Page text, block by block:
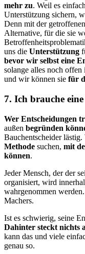
mehr zu. Weil es
Unterstützung sichern,
Denn mit der
Alternative, für die sie
uns die Unterstützung
bevor wir selbst eine
solange alles noch
und wir können sie für
7. Ich brauche
Wer Entscheidungen
außen begründen
Bauchentscheider
Methode suchen, mit
können.
Jeder Mensch, der der
organisiert, wird
wahrgenommen
Machers.
Ist es schwierig, seine
Dahinter steckt nichts
kann das und viele
genau so.